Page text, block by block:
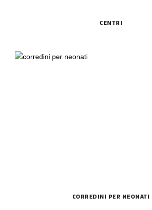
CENTRI
CORREDINI PER NEONATI